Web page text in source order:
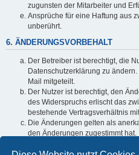
zugunsten der Mitarbeiter und
Ansprüche für eine Haftung aus
unberührt.
6. ÄNDERUNGSVORBEHALT
Der Betreiber ist berechtigt, die
Datenschutzerklärung zu
Mail mitgeteilt.
Der Nutzer ist berechtigt, den
des Widerspruchs erlischt das
bestehende Vertragsverhältnis
Die Änderungen gelten als
den Änderungen zugestimmt hat.
Informationen über den Umgang